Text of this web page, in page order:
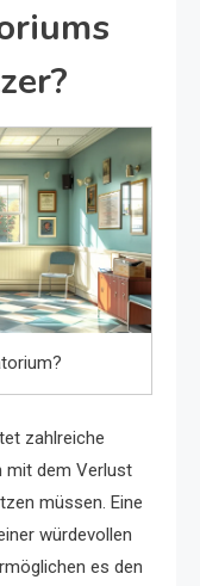
zahlreiche
mit dem Verlust
müssen. Eine
würdevollen
es den